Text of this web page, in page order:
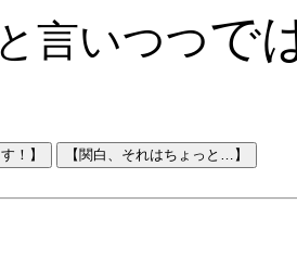
言いつつで